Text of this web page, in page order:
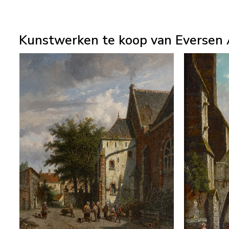
Kunstwerken te koop van Eversen